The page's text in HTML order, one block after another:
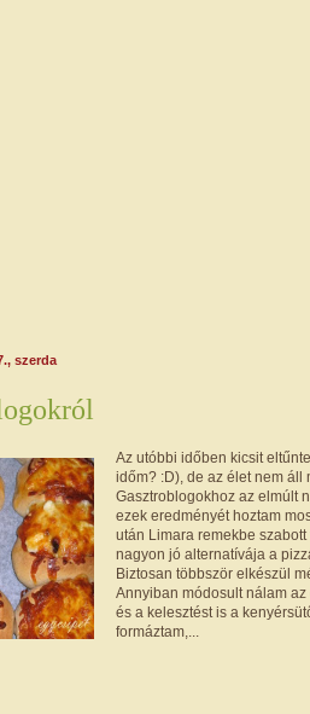
szerda
Az utóbbi időben kicsit
időm? :D), de az élet nem áll
Gasztroblogokhoz az elmúlt
ezek eredményét hoztam
után Limara remekbe
nagyon jó alternatívája a
Biztosan többször elkészül
Annyiban módosult nálam
és a kelesztést is a
formáztam,...